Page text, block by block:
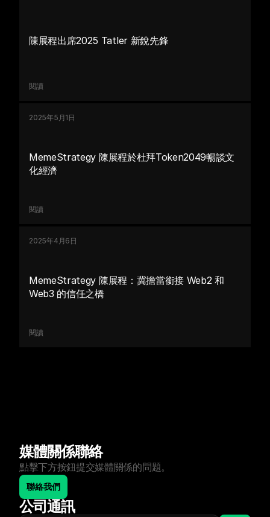
陳展程出席2025 Tatler 新銳先鋒
閱讀
2025年5月1日
MemeStrategy 陳展程於杜拜Token2049暢談文
化經濟
閱讀
2025年4月6日
MemeStrategy 陳展程：冀擔當銜接 Web2 和
Web3 的信任之橋
閱讀
媒體關係聯絡
點擊下方按鈕提交媒體關係的問題。
聯絡我們
公司通訊